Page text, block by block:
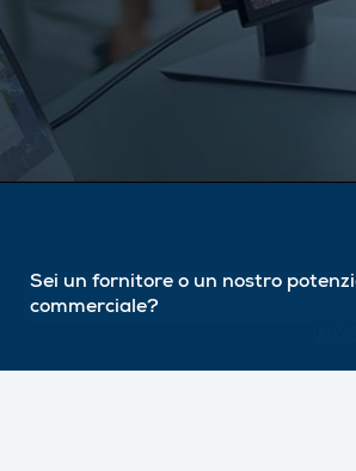
Sei un fornitore o un nostro
commerciale?